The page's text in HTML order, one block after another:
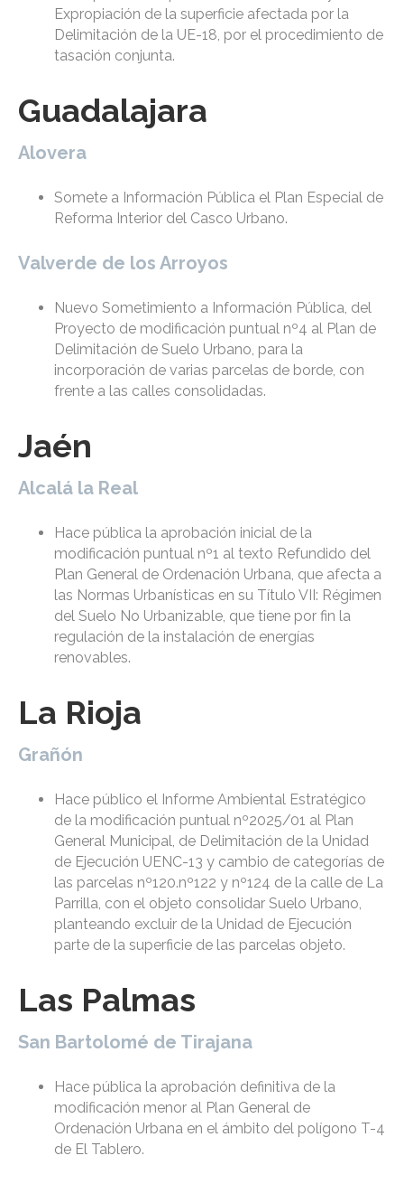
Expropiación de la superficie afectada por la
Delimitación de la UE-18, por el procedimiento de
tasación conjunta.
Guadalajara
Alovera
Somete a Información Pública el Plan Especial de
Reforma Interior del Casco Urbano.
Valverde de los Arroyos
Nuevo Sometimiento a Información Pública, del
Proyecto de modificación puntual nº4 al Plan de
Delimitación de Suelo Urbano, para la
incorporación de varias parcelas de borde, con
frente a las calles consolidadas.
Jaén
Alcalá la Real
Hace pública la aprobación inicial de la
modificación puntual nº1 al texto Refundido del
Plan General de Ordenación Urbana, que afecta a
las Normas Urbanísticas en su Título VII: Régimen
del Suelo No Urbanizable, que tiene por fin la
regulación de la instalación de energías
renovables.
La Rioja
Grañón
Hace público el Informe Ambiental Estratégico
de la modificación puntual nº2025/01 al Plan
General Municipal, de Delimitación de la Unidad
de Ejecución UENC-13 y cambio de categorías de
las parcelas nº120.nº122 y nº124 de la calle de La
Parrilla, con el objeto consolidar Suelo Urbano,
planteando excluir de la Unidad de Ejecución
parte de la superficie de las parcelas objeto.
Las Palmas
San Bartolomé de Tirajana
Hace pública la aprobación definitiva de la
modificación menor al Plan General de
Ordenación Urbana en el ámbito del polígono T-4
de El Tablero.